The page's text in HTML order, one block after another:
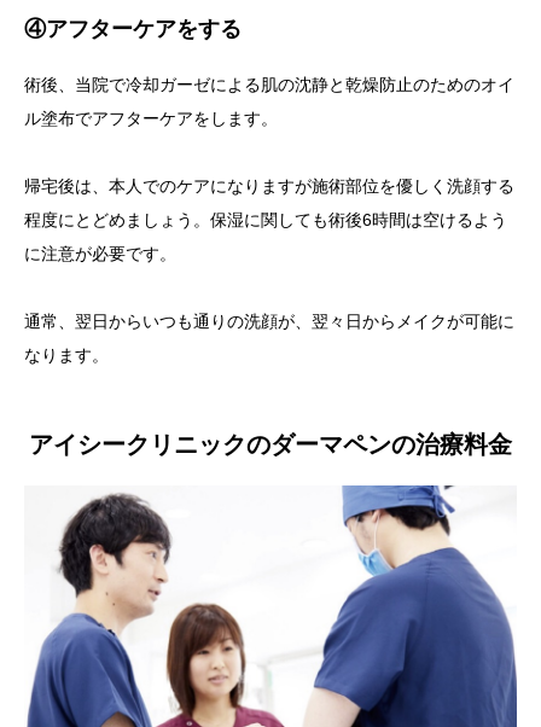
④アフターケアをする
術後、当院で冷却ガーゼによる肌の沈静と乾燥防止のためのオイ
ル塗布でアフターケアをします。
帰宅後は、本人でのケアになりますが施術部位を優しく洗顔する
程度にとどめましょう。保湿に関しても術後6時間は空けるよう
に注意が必要です。
通常、翌日からいつも通りの洗顔が、翌々日からメイクが可能に
なります。
アイシークリニックのダーマペンの治療料金